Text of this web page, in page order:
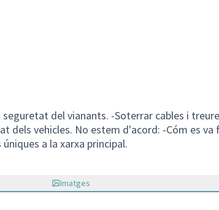
del vianants. -Soterrar cables i
dels vehicles. No estem d'acord: -Cóm es va
a la xarxa principal.
Imatges